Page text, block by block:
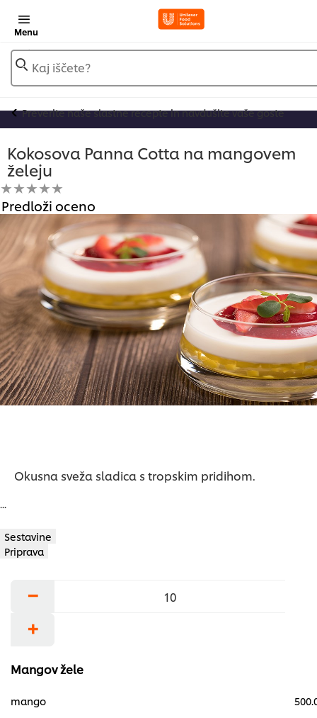
Menu
Kaj iščete?
Preverite naše slastne recepte in navdušite vaše goste
Kokosova Panna Cotta na mangovem
želeju
Za
to
recipe
ni
predložena
nobena
ocena
Predloži oceno
Okusna sveža sladica s tropskim pridihom.
...
Sestavine
Priprava
−
+
Mangov žele
mango